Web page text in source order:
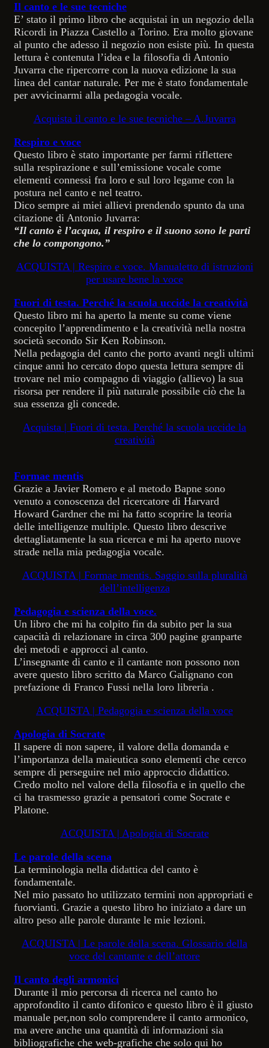
Il canto e le sue tecniche
E’ stato il primo libro che acquistai in un negozio della
Ricordi in Piazza Castello a Torino. Era molto giovane
al punto che adesso il negozio non esiste più. In questa
lettura è contenuta l’idea e la filosofia di Antonio
Juvarra che ripercorre con la nuova edizione la sua
linea del cantar naturale. Per me è stato fondamentale
per avvicinarmi alla pedagogia vocale.
Acquista il canto e le sue tecniche – A.Juvarra
Respiro e voce
Questo libro è stato importante per farmi riflettere
sulla respirazione e sull’emissione vocale come
elementi connessi fra loro e sul loro legame con la
postura nel canto e nel teatro.
Dico sempre ai miei allievi prendendo spunto da una
citazione di Antonio Juvarra:
“Il canto è l’acqua, il respiro e il suono sono le parti
che lo compongono.”
ACQUISTA | Respiro e voce. Manualetto di istruzioni
per usare bene la voce
Fuori di testa. Perché la scuola uccide la creatività
Questo libro mi ha aperto la mente su come viene
concepito l’apprendimento e la creatività nella nostra
società secondo Sir Ken Robinson.
Nella pedagogia del canto che porto avanti negli ultimi
cinque anni ho cercato dopo questa lettura sempre di
trovare nel mio compagno di viaggio (allievo) la sua
risorsa per rendere il più naturale possibile ciò che la
sua essenza gli concede.
Acquista | Fuori di testa. Perché la scuola uccide la
creatività
Formae mentis
Grazie a Javier Romero e al metodo Bapne sono
venuto a conoscenza del ricercatore di Harvard
Howard Gardner che mi ha fatto scoprire la teoria
delle intelligenze multiple. Questo libro descrive
dettagliatamente la sua ricerca e mi ha aperto nuove
strade nella mia pedagogia vocale.
ACQUISTA | Formae mentis. Saggio sulla pluralità
dell’intelligenza
Pedagogia e scienza della voce.
Un libro che mi ha colpito fin da subito per la sua
capacità di relazionare in circa 300 pagine granparte
dei metodi e approcci al canto.
L’insegnante di canto e il cantante non possono non
avere questo libro scritto da Marco Galignano con
prefazione di Franco Fussi nella loro libreria .
ACQUISTA | Pedagogia e scienza della voce
Apologia di Socrate
Il sapere di non sapere, il valore della domanda e
l’importanza della maieutica sono elementi che cerco
sempre di perseguire nel mio approccio didattico.
Credo molto nel valore della filosofia e in quello che
ci ha trasmesso grazie a pensatori come Socrate e
Platone.
ACQUISTA | Apologia di Socrate
Le parole della scena
La terminologia nella didattica del canto è
fondamentale.
Nel mio passato ho utilizzato termini non appropriati e
fuorvianti. Grazie a questo libro ho iniziato a dare un
altro peso alle parole durante le mie lezioni.
ACQUISTA | Le parole della scena. Glossario della
voce del cantante e dell’attore
Il canto degli armonici
Durante il mio percorsa di ricerca nel canto ho
approfondito il canto difonico e questo libro è il giusto
manuale per,non solo comprendere il canto armonico,
ma avere anche una quantità di informazioni sia
bibliografiche che web-grafiche che solo qui ho